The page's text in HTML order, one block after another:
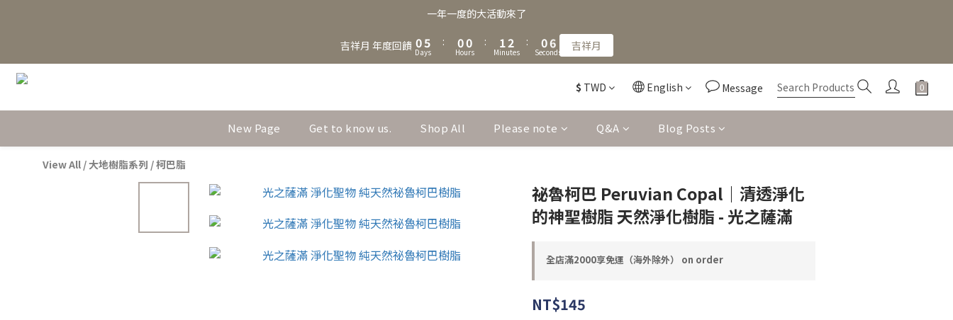
一年一度的大活動來了
吉祥月 年度回饋 0
7
5
4
0
Days
:
2
0
2
0
Hours
:
3
1
0
4
2
1
Minutes
:
06
5
0
Seconds 吉祥月
$ TWD English Message
New Page Get to know us. Shop All Please note Q&A Blog Posts
View All /大地樹脂系列 /柯巴脂
祕魯柯巴 Peruvian Copal｜清透淨化
的神聖樹脂 天然淨化樹脂 - 光之薩滿
全店滿2000享免運（海外除外） on order
NT$145